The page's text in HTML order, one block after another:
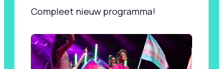
Compleet nieuw programma!